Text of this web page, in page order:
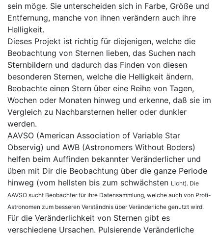
sein möge. Sie unterscheiden sich in Farbe, Größe und
Entfernung, manche von ihnen verändern auch ihre
Helligkeit.
Dieses Projekt ist richtig für diejenigen, welche die
Beobachtung von Sternen lieben, das Suchen nach
Sternbildern und dadurch das Finden von diesen
besonderen Sternen, welche die Helligkeit ändern.
Beobachte einen Stern über eine Reihe von Tagen,
Wochen oder Monaten hinweg und erkenne, daß sie im
Vergleich zu Nachbarsternen heller oder dunkler
werden.
AAVSO (American Association of Variable Star
Observig) und AWB (Astronomers Without Boders)
helfen beim Auffinden bekannter Veränderlicher und
üben mit Dir die Beobachtung über die ganze Periode
hinweg (vom hellsten bis zum schwächsten Licht). Die
AAVSO sucht Beobachter für ihre Datensammlung, welche auch von Profi-
Astronomen zum besseren Verständnis über Veränderliche genutzt wird.
Für die Veränderlichkeit von Sternen gibt es
verschiedene Ursachen. Pulsierende Veränderliche